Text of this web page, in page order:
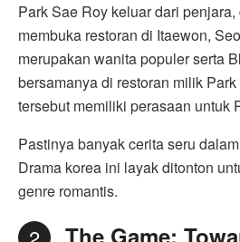
Park Sae Roy keluar dari
membuka restoran di Itaewon,
merupakan wanita populer serta
bersamanya di restoran milik
tersebut memiliki perasaan untuk
Pastinya banyak cerita seru
Drama korea ini layak ditonton
genre romantis.